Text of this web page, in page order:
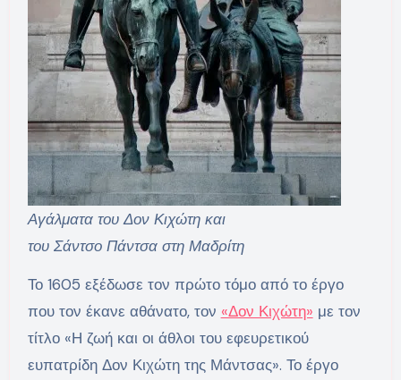
Αγάλματα του Δον Κιχώτη και
του Σάντσο Πάντσα στη Μαδρίτη
Το 1605 εξέδωσε τον πρώτο τόμο από το έργο
που τον έκανε αθάνατο, τον «Δον Κιχώτη» με τον
τίτλο «Η ζωή και οι άθλοι του εφευρετικού
ευπατρίδη Δον Κιχώτη της Μάντσας». Το έργο